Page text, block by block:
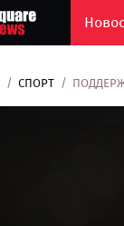
СПОРТ